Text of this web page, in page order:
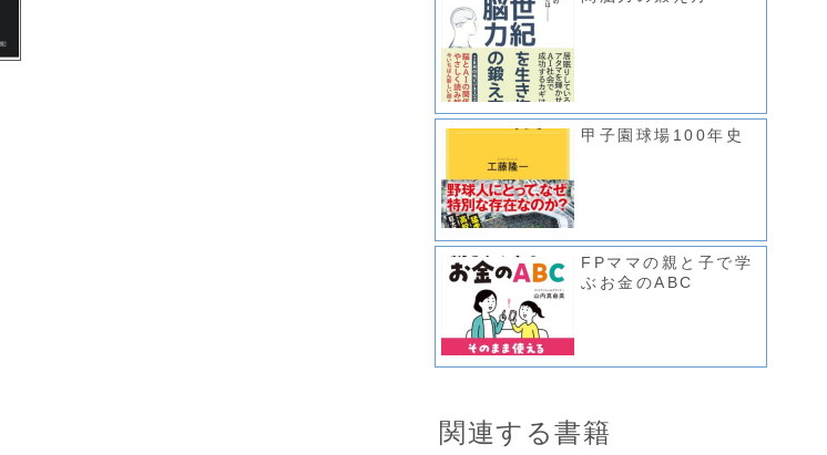
甲子園球場100年史
FPママの親と子で学
ぶお金のABC
関連する書籍